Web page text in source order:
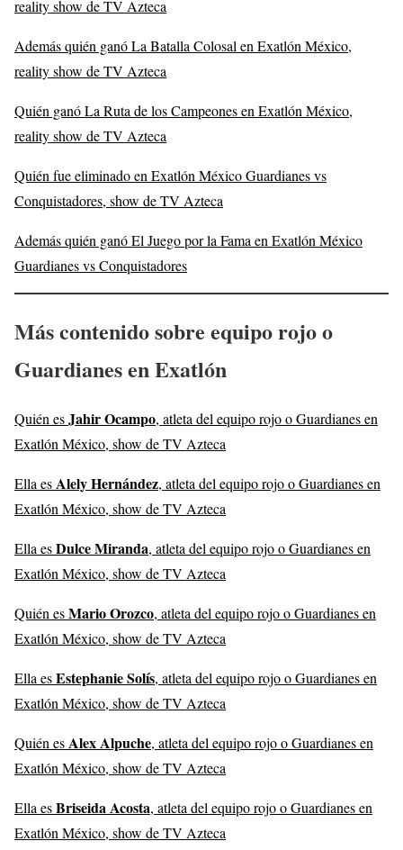
reality show de TV Azteca
Además quién ganó La Batalla Colosal en Exatlón México,
reality show de TV Azteca
Quién ganó La Ruta de los Campeones en Exatlón México,
reality show de TV Azteca
Quién fue eliminado en Exatlón México Guardianes vs
Conquistadores, show de TV Azteca
Además quién ganó El Juego por la Fama en Exatlón México
Guardianes vs Conquistadores
Más contenido sobre equipo rojo o
Guardianes en Exatlón
Quién esJahir Ocampo, atleta del equipo rojo o Guardianes en
Exatlón México, show de TV Azteca
Ella esAlely Hernández, atleta del equipo rojo o Guardianes en
Exatlón México, show de TV Azteca
Ella esDulce Miranda, atleta del equipo rojo o Guardianes en
Exatlón México, show de TV Azteca
Quién esMario Orozco, atleta del equipo rojo o Guardianes en
Exatlón México, show de TV Azteca
Ella esEstephanie Solís, atleta del equipo rojo o Guardianes en
Exatlón México, show de TV Azteca
Quién esAlex Alpuche, atleta del equipo rojo o Guardianes en
Exatlón México, show de TV Azteca
Ella esBriseida Acosta, atleta del equipo rojo o Guardianes en
Exatlón México, show de TV Azteca